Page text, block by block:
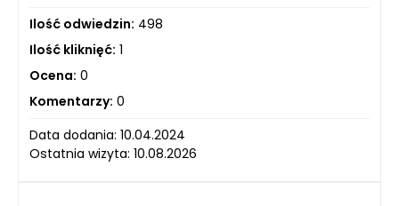
Ilość odwiedzin: 498
Ilość kliknięć: 1
Ocena: 0
Komentarzy: 0
Data dodania: 10.04.2024
Ostatnia wizyta: 10.08.2026